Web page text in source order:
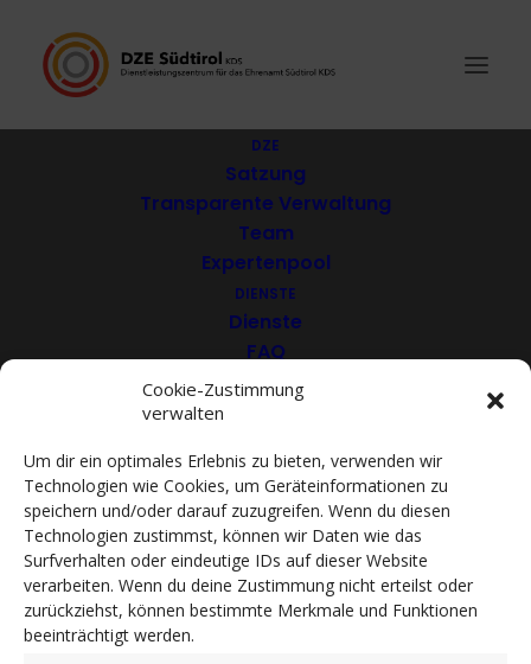
Cookie-Zustimmung
verwalten
Um dir ein optimales Erlebnis zu bieten, verwenden wir
Technologien wie Cookies, um Geräteinformationen zu
speichern und/oder darauf zuzugreifen. Wenn du diesen
Technologien zustimmst, können wir Daten wie das
Surfverhalten oder eindeutige IDs auf dieser Website
verarbeiten. Wenn du deine Zustimmung nicht erteilst oder
zurückziehst, können bestimmte Merkmale und Funktionen
beeinträchtigt werden.
DZE
Satzung
Transparente Verwaltung
Team
Expertenpool
DIENSTE
Dienste
FAQ
Download
Mitglied werden
ACADEMY
VIDEOTHEK
NEWS
Dringlichkeitsmaßnahmen und aktuelle Informationen
Coronakrise: Hilfsangebote unserer Mitglieder
Initiativen unserer Mitglieder/Partner
Alex & Georg